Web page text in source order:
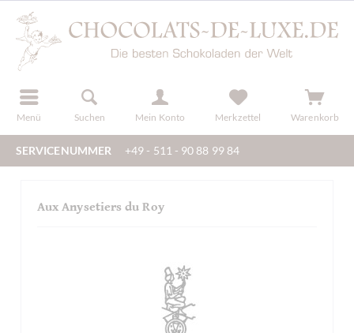
Menü Suchen Mein Konto
registrieren Merkzettel Warenkorb
SERVICENUMMER +49 - 511 - 90 88 99 84
Aux Anysetiers du Roy